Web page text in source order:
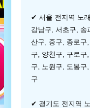
✔ 서울 전지역 노
강남구, 서초구, 송
산구, 중구, 종로구
구, 양천구, 구로구
구, 노원구, 도봉구
구
✔ 경기도 전지역